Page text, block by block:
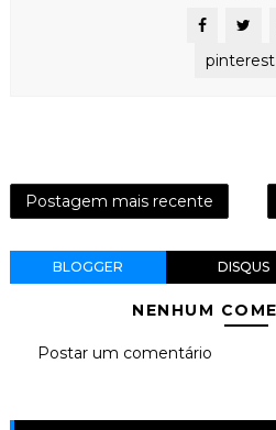
pinterest
Postagem mais recente
BLOGGER DISQUS
NENHUM
Postar um comentário